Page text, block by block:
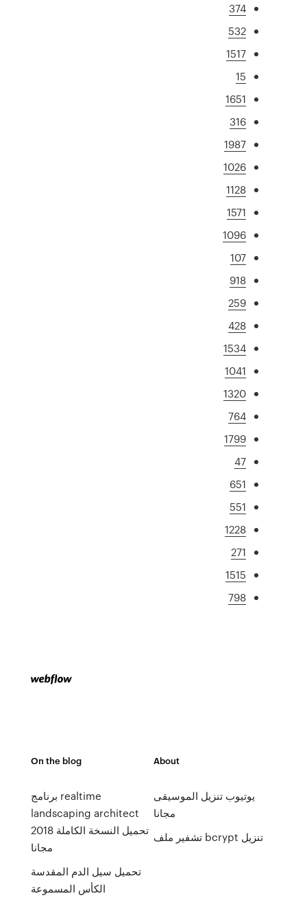
374
532
1517
15
1651
316
1987
1026
1128
1571
1096
107
918
259
428
1534
1041
1320
764
1799
47
651
551
1228
271
1515
798
On the blog
برنامج realtime
landscaping architect
2018 تحميل النسخة الكاملة
مجانا
تحميل سيل الدم المقدسة
الكأس المسموعة
About
يوتيوب تنزيل الموسيقى
مجانا
تشفير ملف bcrypt تنزيل